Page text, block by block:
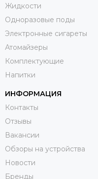
Жидкости
Одноразовые поды
Электронные сигареты
Атомайзеры
Комплектующие
Напитки
ИНФОРМАЦИЯ
Контакты
Отзывы
Вакансии
Обзоры на устройства
Новости
Бренды